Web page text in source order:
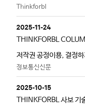
Thinkforbl
2025-11-24
THINKFORBL
저작권 공정이용, 결정
정보통신신문
2025-10-15
THINKFORBL 사보 기